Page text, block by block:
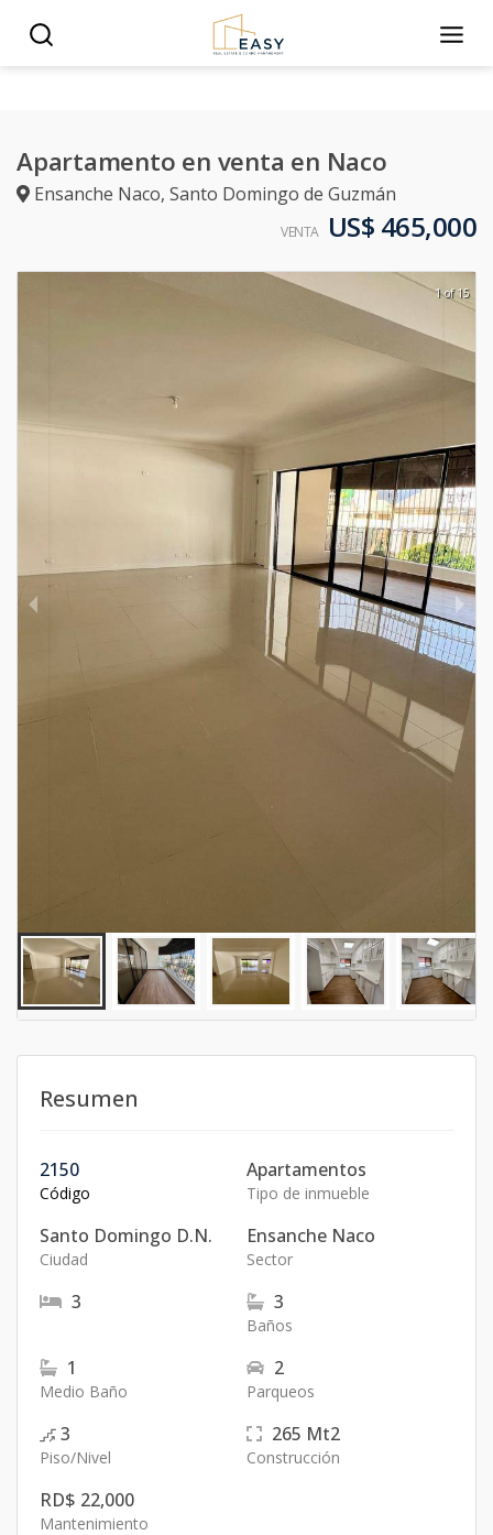
Apartamento en venta en Naco
Ensanche Naco, Santo Domingo de Guzmán
VENTA US$ 465,000
1 of 15
Resumen
2150
Código
Apartamentos
Tipo de inmueble
Santo Domingo D.N.
Ciudad
Ensanche Naco
Sector
3 3
Baños
1
Medio Baño
2
Parqueos
3
Piso/Nivel
265 Mt2
Construcción
RD$ 22,000
Mantenimiento